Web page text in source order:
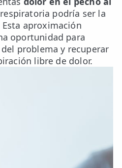
podría ser la
aproximación
oportunidad para
problema y recuperar
libre de dolor.